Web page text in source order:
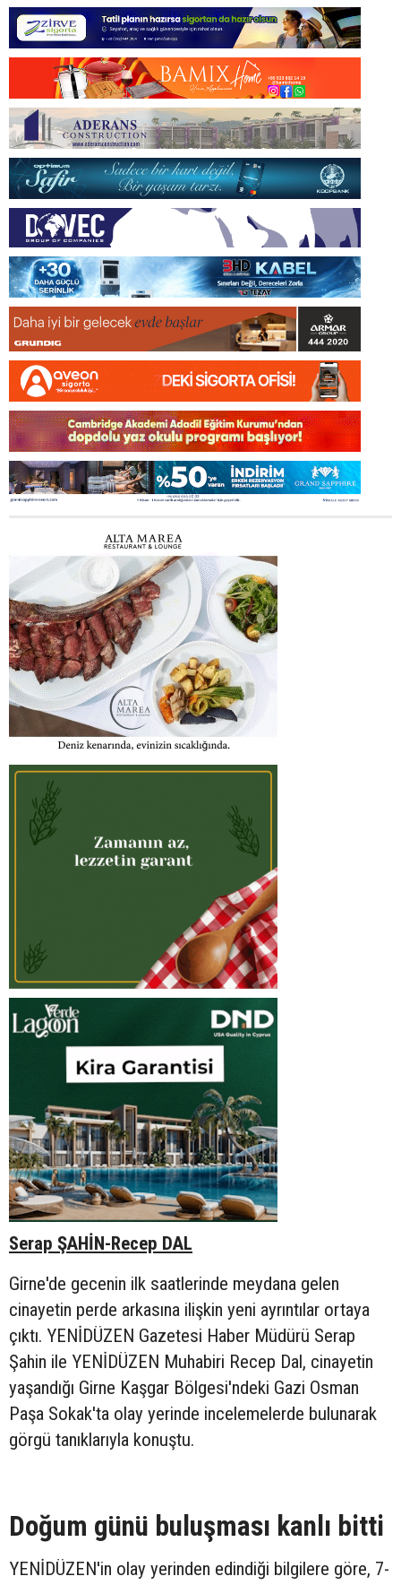
Serap ŞAHİN-Recep DAL
Girne'de gecenin ilk saatlerinde meydana gelen
cinayetin perde arkasına ilişkin yeni ayrıntılar ortaya
çıktı. YENİDÜZEN Gazetesi Haber Müdürü Serap
Şahin ile YENİDÜZEN Muhabiri Recep Dal, cinayetin
yaşandığı Girne Kaşgar Bölgesi'ndeki Gazi Osman
Paşa Sokak'ta olay yerinde incelemelerde bulunarak
görgü tanıklarıyla konuştu.
Doğum günü buluşması kanlı bitti
YENİDÜZEN'in olay yerinden edindiği bilgilere göre, 7-